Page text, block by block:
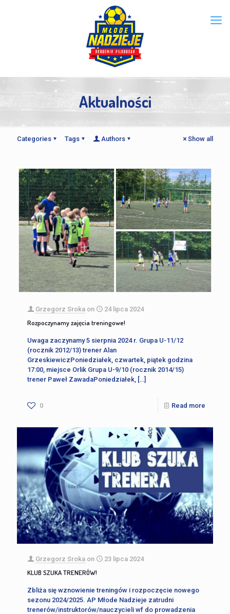
Aktualności
Categories Tags Authors Show all
Grzegorz Sroka on 24 lipca 2024
Rozpoczynamy zajęcia treningowe!
Uwaga zaczynamy 5 sierpnia 2024 r. Grupa U-11/12
(rocznik 2012/13) trener Alan
GrzeskiewiczPoniedziałek, czwartek, piątek godzina
17:00, miejsce Orlik Grupa U-9/10 (rocznik 2014/15)
trener Paweł ZawadaPoniedziałek, […]
0 Read more
Grzegorz Sroka on 23 lipca 2024
KLUB SZUKA TRENERÓW!
Zbliża się wznowienie treningów i rozpoczęcie nowego
sezonu 2024/2025. AP Młode Nadzieje zatrudni
trenerów/instruktorów/nauczycieli wf do prowadzenia